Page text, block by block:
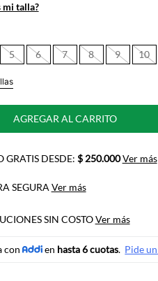
mi talla?
5 6 7 8 9 10
AGREGAR AL CARRITO
GRATIS DESDE: $ 250.000 Ver más
SEGURAVer más
SIN COSTOVer más